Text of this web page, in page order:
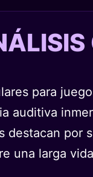
para
auditiva
destacan por
una larga